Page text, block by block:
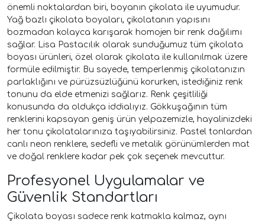
önemli noktalardan biri, boyanın çikolata ile uyumudur.
Yağ bazlı çikolata boyaları, çikolatanın yapısını
bozmadan kolayca karışarak homojen bir renk dağılımı
sağlar. Lisa Pastacılık olarak sunduğumuz tüm çikolata
boyası ürünleri, özel olarak çikolata ile kullanılmak üzere
formüle edilmiştir. Bu sayede, temperlenmiş çikolatanızın
parlaklığını ve pürüzsüzlüğünü korurken, istediğiniz renk
tonunu da elde etmenizi sağlarız. Renk çeşitliliği
konusunda da oldukça iddialıyız. Gökkuşağının tüm
renklerini kapsayan geniş ürün yelpazemizle, hayalinizdeki
her tonu çikolatalarınıza taşıyabilirsiniz. Pastel tonlardan
canlı neon renklere, sedefli ve metalik görünümlerden mat
ve doğal renklere kadar pek çok seçenek mevcuttur.
Profesyonel Uygulamalar ve
Güvenlik Standartları
Çikolata boyası sadece renk katmakla kalmaz, aynı